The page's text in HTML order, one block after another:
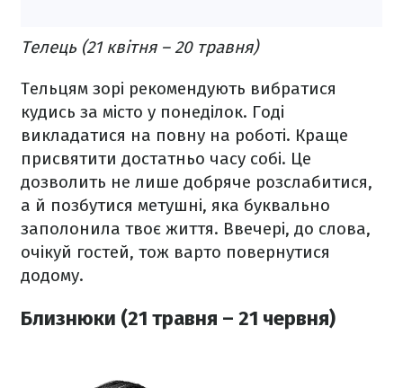
Телець (21 квітня – 20 травня)
Тельцям зорі рекомендують вибратися
кудись за місто у понеділок. Годі
викладатися на повну на роботі. Краще
присвятити достатньо часу собі. Це
дозволить не лише добряче розслабитися,
а й позбутися метушні, яка буквально
заполонила твоє життя. Ввечері, до слова,
очікуй гостей, тож варто повернутися
додому.
Близнюки (21 травня – 21 червня)